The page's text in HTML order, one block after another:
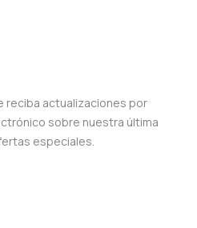
reciba actualizaciones por
sobre nuestra última
especiales.